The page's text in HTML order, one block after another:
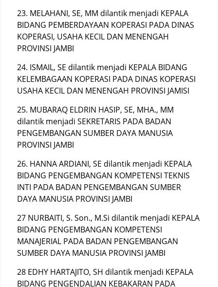
23. MELAHANI, SE, MM dilantik menjadi KEPALA
BIDANG PEMBERDAYAAN KOPERASI PADA DINAS
KOPERASI, USAHA KECIL DAN MENENGAH
PROVINSI JAMBI
24. ISMAIL, SE dilantik menjadi KEPALA BIDANG
KELEMBAGAAN KOPERASI PADA DINAS KOPERASI
USAHA KECIL DAN MENENGAH PROVINSI JAMISI
25. MUBARAQ ELDRIN HASIP, SE, MHA., MM
dilantik menjadi SEKRETARIS PADA BADAN
PENGEMBANGAN SUMBER DAYA MANUSIA
PROVINSI JAMBI
26. HANNA ARDIANI, SE dilantik menjadi KEPALA
BIDANG PENGEMBANGAN KOMPETENSI TEKNIS
INTI PADA BADAN PENGEMBANGAN SUMBER
DAYA MANUSIA PROVINSI JAMBI
27 NURBAITI, S. Son., M.Si dilantik menjadi KEPALA
BIDANG PENGEMBANGAN KOMPETENSI
MANAJERIAL PADA BADAN PENGEMBANGAN
SUMBER DAYA MANUSIA PROVINSI JAMBI
28 EDHY HARTAJITO, SH dilantik menjadi KEPALA
BIDANG PENGENDALIAN KEBAKARAN PADA